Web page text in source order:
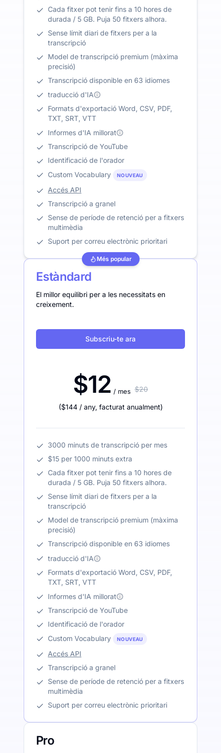
Cada fitxer pot tenir fins a 10 hores de
durada / 5 GB. Puja 50 fitxers alhora.
Sense límit diari de fitxers per a la
transcripció
Model de transcripció premium (màxima
precisió)
Transcripció disponible en 63 idiomes
traducció d'IA
Formats d'exportació Word, CSV, PDF,
TXT, SRT, VTT
Informes d'IA millorat
Transcripció de YouTube
Identificació de l'orador
Custom Vocabulary
NOUVEAU
Accés API
Transcripció a granel
Sense de període de retenció per a fitxers
multimèdia
Suport per correu electrònic prioritari
Més popular
Estàndard
El millor equilibri per a les necessitats en
creixement.
Subscriu-te ara
$12 / mes $20
($144 / any, facturat anualment)
3000 minuts de transcripció per mes
$15 per 1000 minuts extra
Cada fitxer pot tenir fins a 10 hores de
durada / 5 GB. Puja 50 fitxers alhora.
Sense límit diari de fitxers per a la
transcripció
Model de transcripció premium (màxima
precisió)
Transcripció disponible en 63 idiomes
traducció d'IA
Formats d'exportació Word, CSV, PDF,
TXT, SRT, VTT
Informes d'IA millorat
Transcripció de YouTube
Identificació de l'orador
Custom Vocabulary
NOUVEAU
Accés API
Transcripció a granel
Sense de període de retenció per a fitxers
multimèdia
Suport per correu electrònic prioritari
Pro